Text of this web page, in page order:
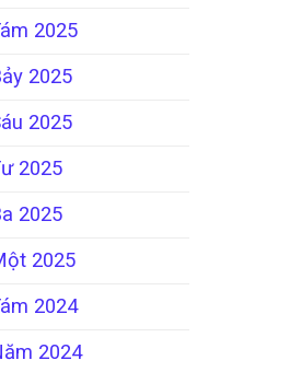
2025
2025
2025
2025
2025
2025
2024
2024